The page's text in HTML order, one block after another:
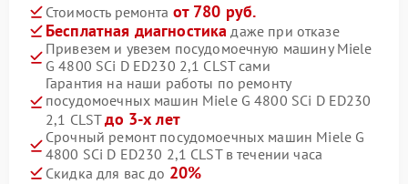
Стоимость ремонта от 780 руб.
Бесплатная диагностика даже при отказе
Привезем и увезем посудомоечную машину Miele
G 4800 SCi D ED230 2,1 CLST сами
Гарантия на наши работы по ремонту
посудомоечных машин Miele G 4800 SCi D ED230
2,1 CLSTдо 3-х лет
Срочный ремонт посудомоечных машин Miele G
4800 SCi D ED230 2,1 CLST в течении часа
Скидка для вас до 20%